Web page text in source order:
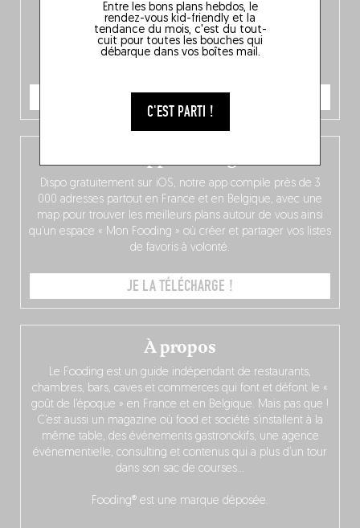
Entre les bons plans hebdos, le
rendez-vous kid-friendly et la
tendance du mois, c'est du tout-
cuit pour toutes les bouches qui
débarque dans vos boîtes mail.
C'EST PARTI !
JE COMMANDE
À propos
Le Fooding est un guide indépendant de restaurants,
chambres, bars, caves et commerces qui font et défont le «
goût de l’époque » en France et en Belgique. Mais pas que !
C’est aussi un magazine où food et société s’installent à la
même table, des événements gastronokifs, une agence
événementielle, consulting et contenus qui a plus d’un tour
dans son sac de courses…
Fooding® est une marque déposée.
Dispo gratuitement sur iOS, notre app compile près de 3
000 adresses partout en France et en Belgique, avec une
map pour trouver les meilleurs plans autour de vous ainsi
qu’un espace « Mon Fooding » où créer et partager vos listes
de favoris à volonté.
JE LA TÉLÉCHARGE !